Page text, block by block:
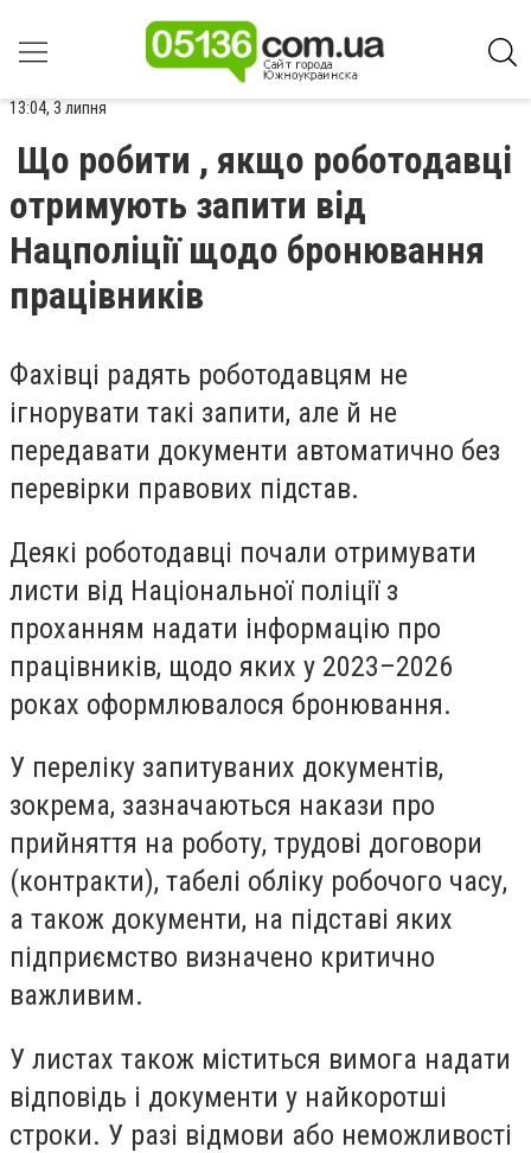
13:04, 3 липня
Що робити , якщо роботодавці
отримують запити від
Нацполіції щодо бронювання
працівників
Фахівці радять роботодавцям не
ігнорувати такі запити, але й не
передавати документи автоматично без
перевірки правових підстав.
Деякі роботодавці почали отримувати
листи від Національної поліції з
проханням надати інформацію про
працівників, щодо яких у 2023–2026
роках оформлювалося бронювання.
У переліку запитуваних документів,
зокрема, зазначаються накази про
прийняття на роботу, трудові договори
(контракти), табелі обліку робочого часу,
а також документи, на підставі яких
підприємство визначено критично
важливим.
У листах також міститься вимога надати
відповідь і документи у найкоротші
строки. У разі відмови або неможливості